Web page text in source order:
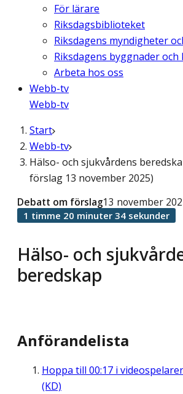
För lärare
Riksdagsbiblioteket
Riksdagens myndigheter
Riksdagens byggnader och
Arbeta hos oss
Webb-tv
Webb-tv
Start
Webb-tv
Hälso- och sjukvårdens
förslag 13 november 2025)
Hälso- och
beredskap
Debatt om förslag13 november
1 timme 20 minuter 34 sekunder
Anförandelista
Hoppa till 00:17 i
(KD)